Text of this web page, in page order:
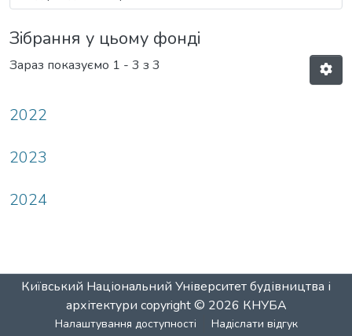
Зібрання у цьому фонді
Зараз показуємо 1 - 3 з 3
2022
2023
2024
Київський Національний Університет будівництва і
архітектури copyright © 2026 КНУБА
Налаштування доступності Надіслати відгук